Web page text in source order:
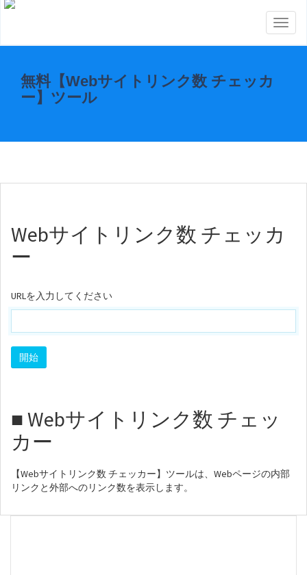
無料【Webサイトリンク数 チェッカ
ー】ツール
Webサイトリンク数 チェッカ
ー
URLを入力してください
■ Webサイトリンク数 チェッ
カー
【Webサイトリンク数 チェッカー】ツールは、Webページの内部
リンクと外部へのリンク数を表示します。